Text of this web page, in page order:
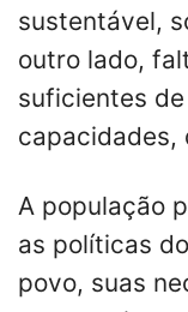
sustentável,
outro lado,
suficientes
capacidades,
A população
as políticas
povo, suas